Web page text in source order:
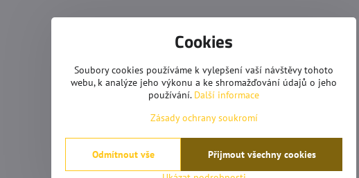
Cookies
Soubory cookies používáme k vylepšení vaší návštěvy tohoto
webu, k analýze jeho výkonu a ke shromažďování údajů o jeho
používání. Další informace
Zásady ochrany soukromí
Přijmout všechny cookies
Odmítnout vše